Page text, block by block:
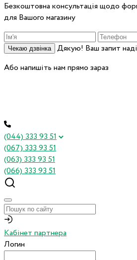
Безкоштовна консультація щодо
для Вашого магазину
Чекаю дзвінка
Дякую! Ваш запит
Або напишіть нам прямо зараз
(044) 333 93 51
(067) 333 93 51
(063) 333 93 51
(066) 333 93 51
Кабінет партнера
Логин